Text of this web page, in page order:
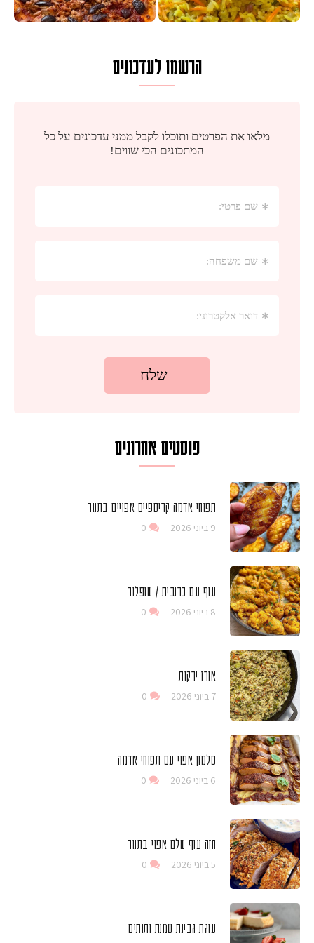
הרשמו לעדכונים
פוסטים אחרונים
תפוחי אדמה קריספיים אפויים בתנור
9 ביוני 2026 0
עוף עם כרובית / שופלור
8 ביוני 2026 0
אורז ירקות
7 ביוני 2026 0
סלמון אפוי עם תפוחי אדמה
6 ביוני 2026 0
חזה עוף שלם אפוי בתנור
5 ביוני 2026 0
עוגת גבינת שמנת ותותים